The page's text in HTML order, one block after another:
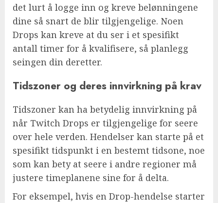
det lurt å logge inn og kreve belønningene
dine så snart de blir tilgjengelige. Noen
Drops kan kreve at du ser i et spesifikt
antall timer for å kvalifisere, så planlegg
seingen din deretter.
Tidszoner og deres innvirkning på krav
Tidszoner kan ha betydelig innvirkning på
når Twitch Drops er tilgjengelige for seere
over hele verden. Hendelser kan starte på et
spesifikt tidspunkt i en bestemt tidsone, noe
som kan bety at seere i andre regioner må
justere timeplanene sine for å delta.
For eksempel, hvis en Drop-hendelse starter